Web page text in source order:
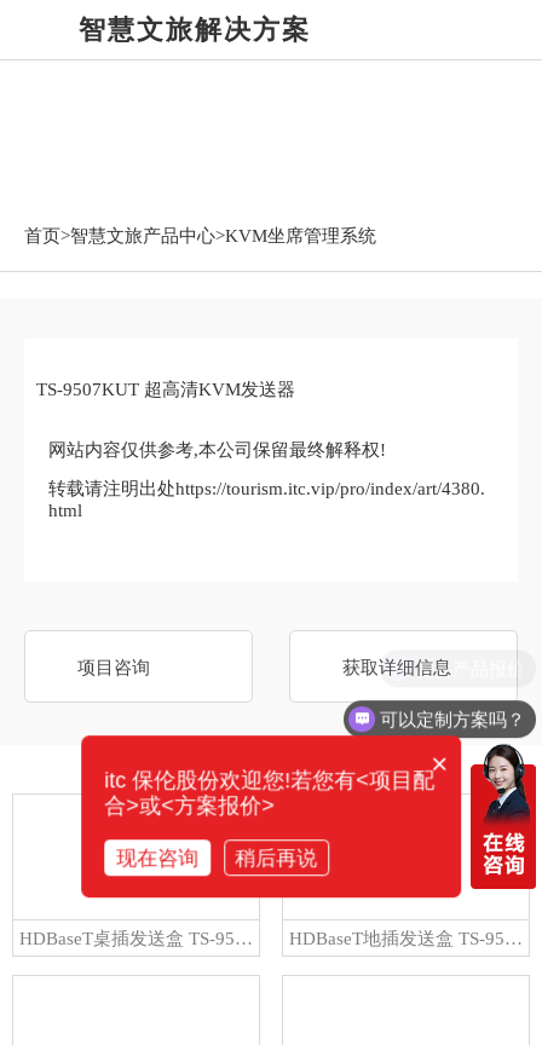
智慧文旅解决方案
首页>智慧文旅产品中心>KVM坐席管理系统
TS-9507KUT 超高清KVM发送器
网站内容仅供参考,本公司保留最终解释权!
转载请注明出处https://tourism.itc.vip/pro/index/art/4380.
html
项目咨询 获取详细信息
相关产品
HDBaseT桌插发送盒 TS-9506GT-A HDBaseT地插发送盒 TS-9506GT
可以定制方案吗？
需要产品报价
×
itc 保伦股份欢迎您!若您有<项目配
合>或<方案报价>
现在咨询 稍后再说